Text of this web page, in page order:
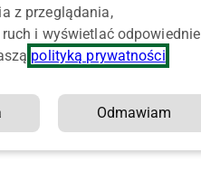
artykuły w
sklepy
zaczęły one
z przeglądania,
i wyświetlać odpowiednie
polityką prywatności
Odmawiam